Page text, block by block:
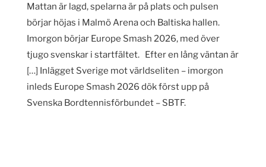
Mattan är lagd, spelarna är på plats och pulsen
börjar höjas i Malmö Arena och Baltiska hallen.
Imorgon börjar Europe Smash 2026, med över
tjugo svenskar i startfältet. Efter en lång väntan är
[…] Inlägget Sverige mot världseliten – imorgon
inleds Europe Smash 2026 dök först upp på
Svenska Bordtennisförbundet – SBTF.